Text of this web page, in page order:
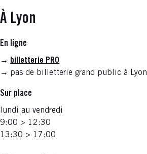
À Lyon
En ligne
→ billetterie PRO
→ pas de billetterie grand public à Lyon
Sur place
lundi au vendredi
9:00 > 12:30
13:30 > 17:00